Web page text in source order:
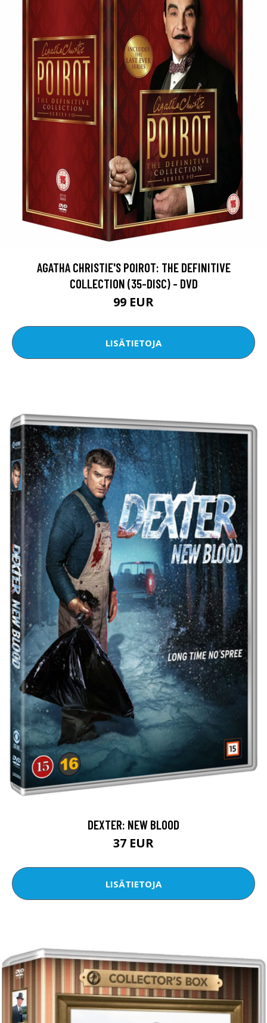
AGATHA CHRISTIE'S POIROT: THE DEFINITIVE
COLLECTION (35-DISC) - DVD
99 EUR
LISÄTIETOJA
DEXTER: NEW BLOOD
37 EUR
LISÄTIETOJA